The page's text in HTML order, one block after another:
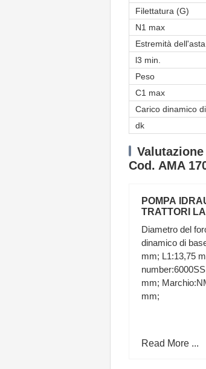
Filettatura (G)
N1 max
Estremità
l3 min.
Peso
C1 max
Carico dinamico
dk
Cod. AMA
POMPA
TRATTORI
Diametro del
dinamico di
mm; L1:13,75
mm;
mm;
Read More ...